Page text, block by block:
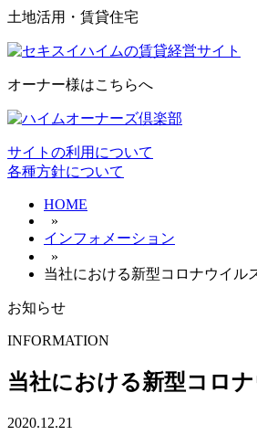
土地活用・賃貸住宅
オーナー様はこちらへ
サイトの利用について
各種方針について
HOME
»
インフォメーション
»
当社における新型コロナウイル
お知らせ
INFORMATION
当社における新型コロ
2020.12.21